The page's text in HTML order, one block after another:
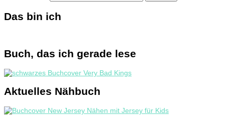
Das bin ich
Buch, das ich gerade lese
Aktuelles Nähbuch